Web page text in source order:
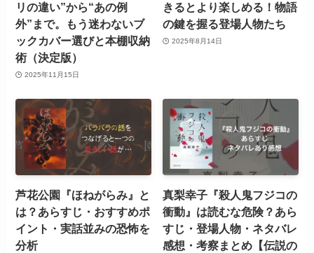
リの違い”から“あの例
外”まで。もう迷わないブ
ックカバー選びと本棚収納
術（決定版）
2025年11月15日
きるとより楽しめる！物語
の鍵を握る登場人物たち
2025年8月14日
芦花公園『ほねがらみ』と
は？あらすじ・おすすめポ
イント・実話並みの恐怖を
分析
真梨幸子『殺人鬼フジコの
衝動』は読むな危険？あら
すじ・登場人物・ネタバレ
感想・考察まとめ【伝説の